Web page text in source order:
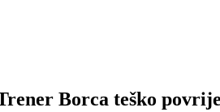
Borca teško